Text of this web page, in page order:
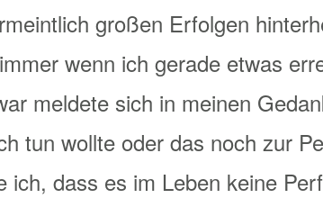
großen Erfolgen
wenn ich gerade etwas
meldete sich in meinen
tun wollte oder das noch zur
ich, dass es im Leben keine